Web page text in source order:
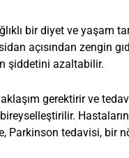
bir diyet ve yaşam
açısından zengin
şiddetini azaltabilir.
gerektirir ve
Parkinson tedavisi, bir